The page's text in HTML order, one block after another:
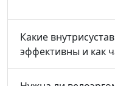
Какие
эффективны и как